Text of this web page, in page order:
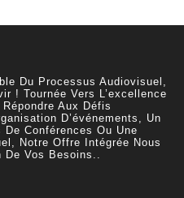
Du Processus Audiovisuel,
! Tournée Vers L’excellence
Aux Défis
D’événements, Un
Conférences Ou Une
Notre Offre Intégrée Nous
De Vos Besoins..